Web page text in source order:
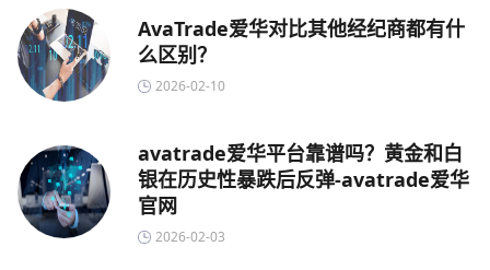
AvaTrade爱华对比其他经纪商都有什
么区别？
2026-02-10
avatrade爱华平台靠谱吗？黄金和白
银在历史性暴跌后反弹-avatrade爱华
官网
2026-02-03